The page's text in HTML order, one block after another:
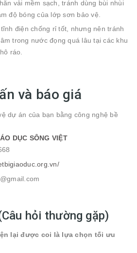
vải mềm sạch, tránh dùng bùi nhùi
độ bóng của lớp sơn bảo vệ.
điện chống rỉ tốt, nhưng nên tránh
trong nước đọng quá lâu tại các khu
ráo.
và báo giá
dự án của bạn bằng công nghệ bề
DỤC SÔNG VIỆT
hỏi thường gặp)
lại được coi là lựa chọn tối ưu